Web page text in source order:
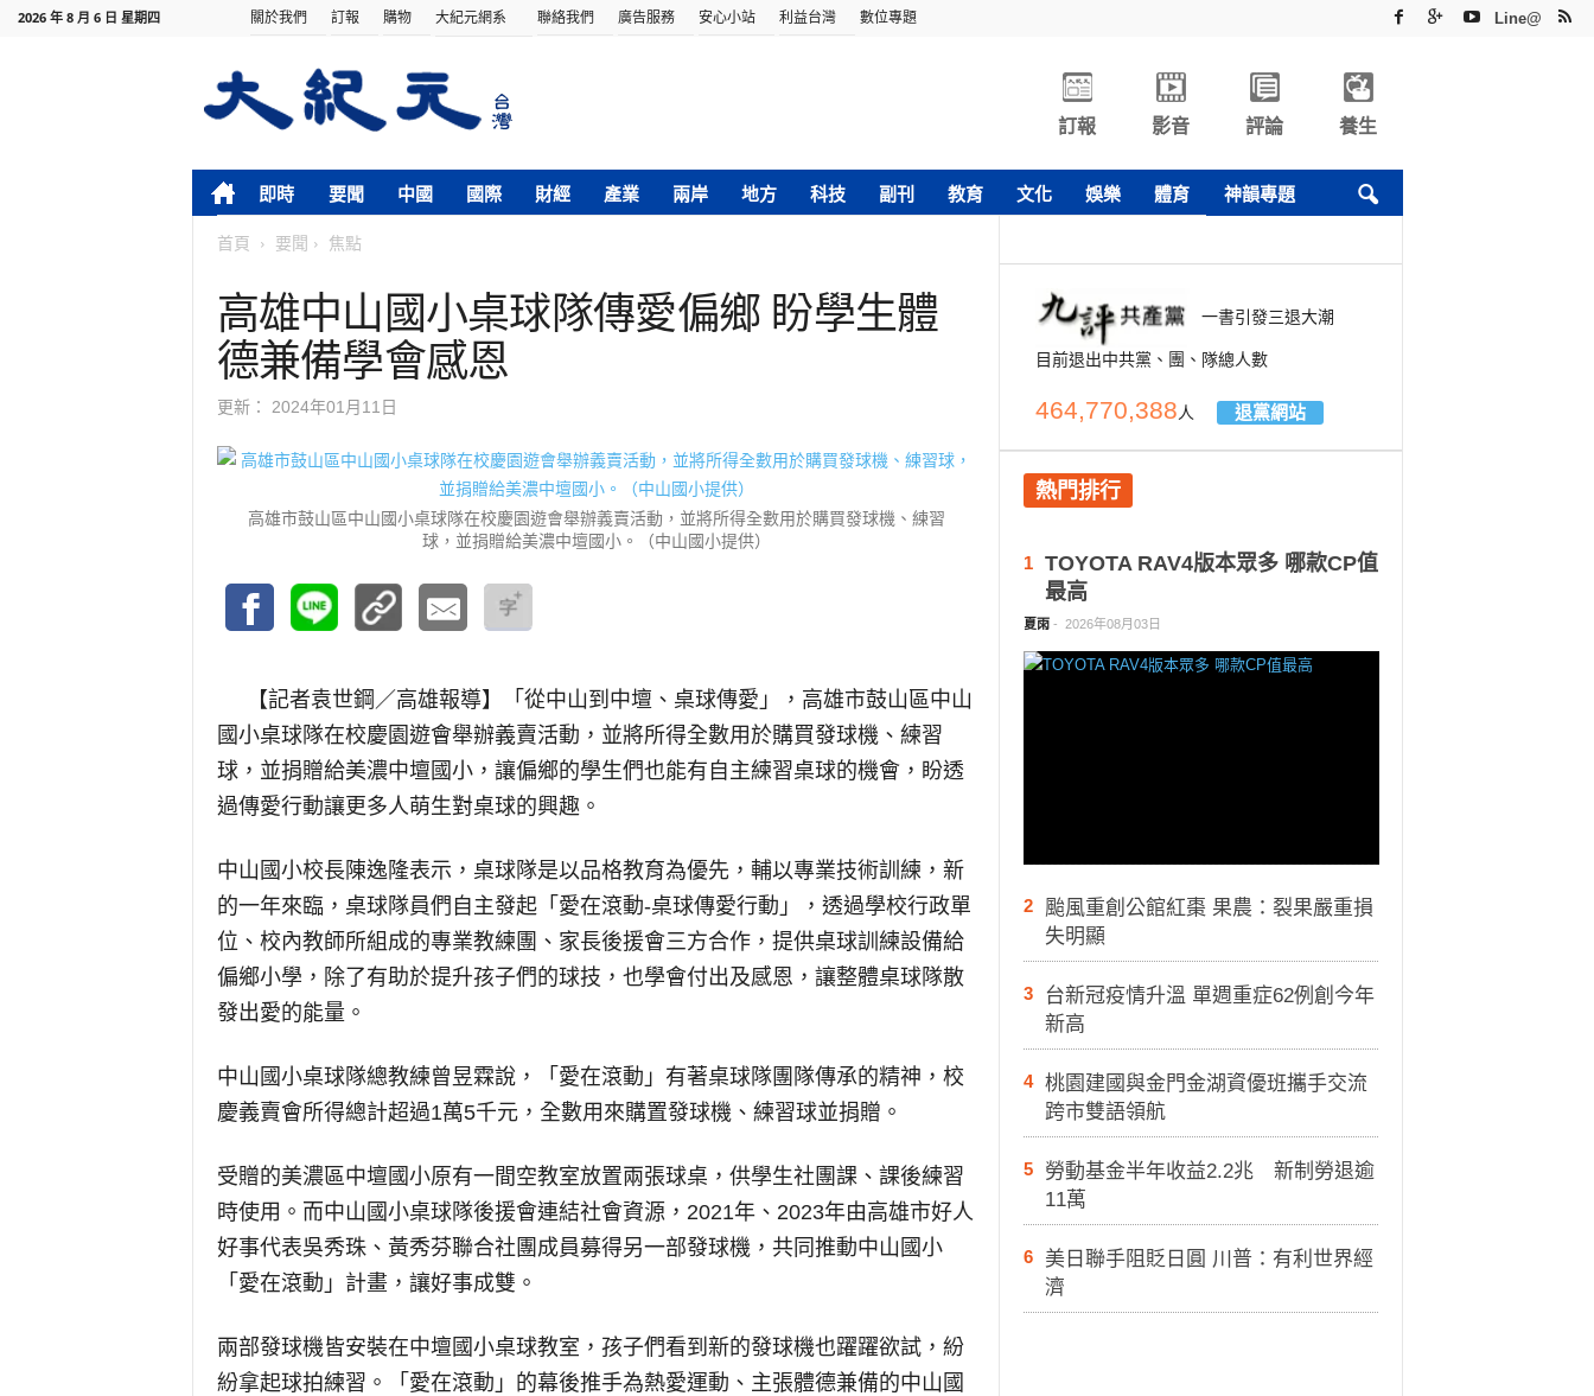
2026 年 8 月 6 日 星期四 關於我們 訂報 購物 大紀元網系 聯絡我們 廣告服務 安心小站 利益台灣 數位專題 Line@
訂報 影音 評論 養生
即時 要聞 中國 國際 財經 產業 兩岸 地方 科技 副刊 教育 文化 娛樂 體育 神韻專題
首頁 要聞 焦點
高雄中山國小桌球隊傳愛偏鄉 盼學生體
德兼備學會感恩
更新： 2024年01月11日
高雄市鼓山區中山國小桌球隊在校慶園遊會舉辦義賣活動，並將所得全數用於購買發球機、練習
球，並捐贈給美濃中壇國小。（中山國小提供）
【記者袁世鋼／高雄報導】
「從中山到中壇、桌球傳愛」，高雄市鼓山區中山
國小桌球隊在校慶園遊會舉辦義賣活動，並將所得全數用於購買發球機、練習
球，並捐贈給美濃中壇國小，讓偏鄉的學生們也能有自主練習桌球的機會，盼透
過傳愛行動讓更多人萌生對桌球的興趣。
中山國小校長陳逸隆表示，桌球隊是以品格教育為優先，輔以專業技術訓練，新
的一年來臨，桌球隊員們自主發起「愛在滾動-桌球傳愛行動」，透過學校行政單
位、校內教師所組成的專業教練團、家長後援會三方合作，提供桌球訓練設備給
偏鄉小學，除了有助於提升孩子們的球技，也學會付出及感恩，讓整體桌球隊散
發出愛的能量。
中山國小桌球隊總教練曾昱霖說，「愛在滾動」有著桌球隊團隊傳承的精神，校
慶義賣會所得總計超過1萬5千元，全數用來購置發球機、練習球並捐贈。
受贈的美濃區中壇國小原有一間空教室放置兩張球桌，供學生社團課、課後練習
時使用。而中山國小桌球隊後援會連結社會資源，2021年、2023年由高雄市好人
好事代表吳秀珠、黃秀芬聯合社團成員募得另一部發球機，共同推動中山國小
「愛在滾動」計畫，讓好事成雙。
兩部發球機皆安裝在中壇國小桌球教室，孩子們看到新的發球機也躍躍欲試，紛
紛拿起球拍練習。「愛在滾動」的幕後推手為熱愛運動、主張體德兼備的中山國
一書引發三退大潮
目前退出中共黨、團、隊總人數
464,770,388人 退黨網站
熱門排行
1
TOYOTA RAV4版本眾多 哪款CP值
最高
夏雨 - 2026年08月03日
2
颱風重創公館紅棗 果農：裂果嚴重損
失明顯
3
台新冠疫情升溫 單週重症62例創今年
新高
4
桃園建國與金門金湖資優班攜手交流
跨市雙語領航
5
勞動基金半年收益2.2兆 新制勞退逾
11萬
6
美日聯手阻貶日圓 川普：有利世界經
濟